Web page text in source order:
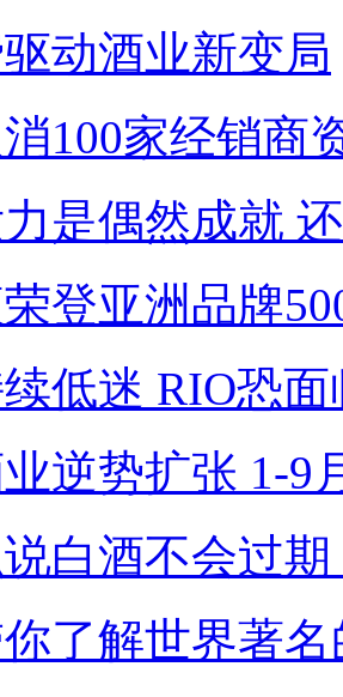
动酒业新变局
100家经销商
是偶然成就
登亚洲品牌
低迷 RIO恐
逆势扩张 1-9
白酒不会过期
了解世界著